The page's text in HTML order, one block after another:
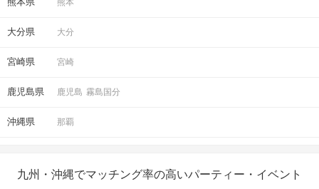
ドキドキの結果は個別に発表！
大分県 大分
宮崎県 宮崎
鹿児島県 鹿児島 霧島国分
沖縄県 那覇
九州・沖縄でマッチング率の高いパーティー・イベント